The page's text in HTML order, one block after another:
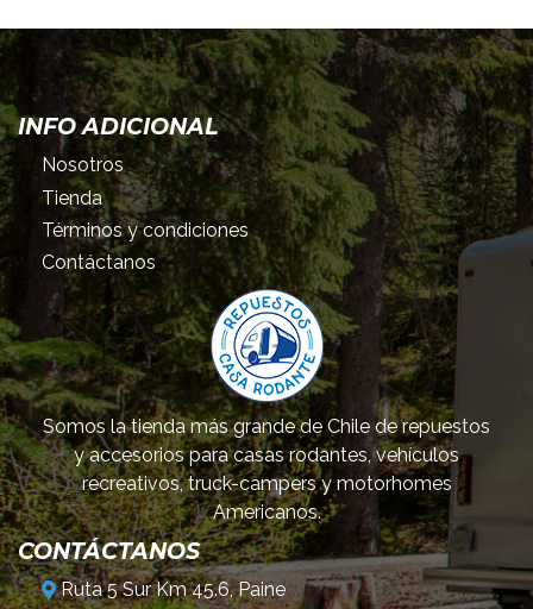
INFO ADICIONAL
Nosotros
Tienda
Términos y condiciones
Contáctanos
Somos la tienda más grande de Chile de repuestos
y accesorios para casas rodantes, vehículos
recreativos, truck-campers y motorhomes
Americanos.
CONTÁCTANOS
Ruta 5 Sur Km 45.6, Paine